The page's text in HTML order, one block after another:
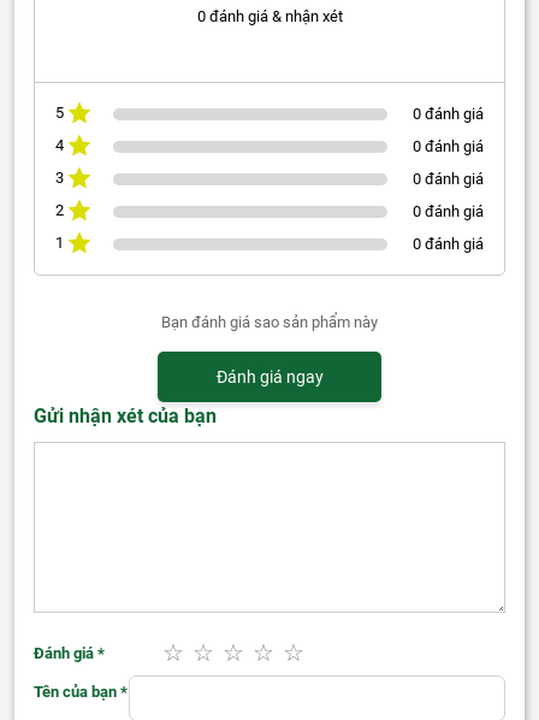
0 đánh giá & nhận xét
5
0 đánh giá
4
0 đánh giá
3
0 đánh giá
2
0 đánh giá
1
0 đánh giá
Bạn đánh giá sao sản phẩm này
Đánh giá ngay
Gửi nhận xét của bạn
Đánh giá *
Tên của bạn *